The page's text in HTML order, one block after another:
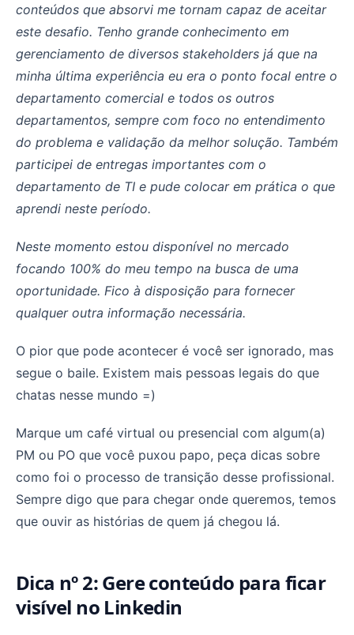
conteúdos que absorvi me tornam capaz de aceitar
este desafio. Tenho grande conhecimento em
gerenciamento de diversos stakeholders já que na
minha última experiência eu era o ponto focal entre o
departamento comercial e todos os outros
departamentos, sempre com foco no entendimento
do problema e validação da melhor solução. Também
participei de entregas importantes com o
departamento de TI e pude colocar em prática o que
aprendi neste período.
Neste momento estou disponível no mercado
focando 100% do meu tempo na busca de uma
oportunidade. Fico à disposição para fornecer
qualquer outra informação necessária.
O pior que pode acontecer é você ser ignorado, mas
segue o baile. Existem mais pessoas legais do que
chatas nesse mundo =)
Marque um café virtual ou presencial com algum(a)
PM ou PO que você puxou papo, peça dicas sobre
como foi o processo de transição desse profissional.
Sempre digo que para chegar onde queremos, temos
que ouvir as histórias de quem já chegou lá.
Dica nº 2: Gere conteúdo para ficar
visível no Linkedin